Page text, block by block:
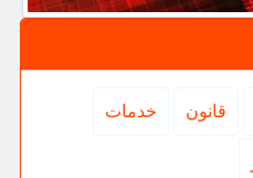
قانون خدمات